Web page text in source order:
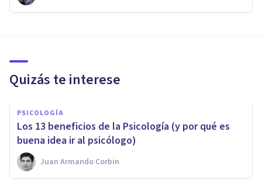
Quizás te interese
PSICOLOGÍA
Los 13 beneficios de la Psicología (y por qué es
buena idea ir al psicólogo)
Juan Armando Corbin